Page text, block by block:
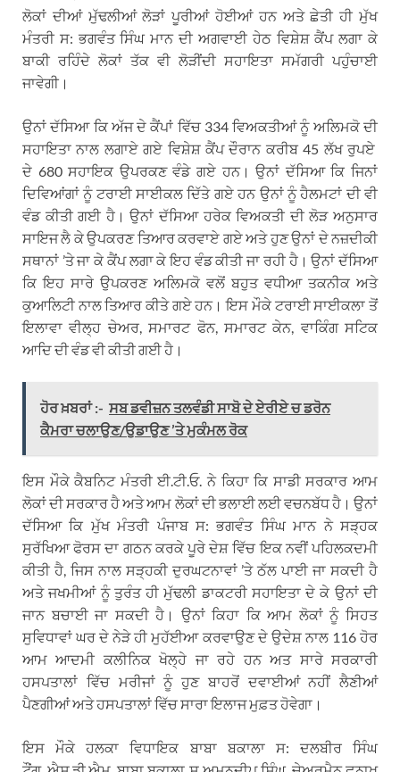
ਲੋਕਾਂ ਦੀਆਂ ਮੁੱਢਲੀਆਂ ਲੋੜਾਂ ਪੂਰੀਆਂ ਹੋਈਆਂ ਹਨ ਅਤੇ ਛੇਤੀ ਹੀ ਮੁੱਖ
ਮੰਤਰੀ ਸ: ਭਗਵੰਤ ਸਿੰਘ ਮਾਨ ਦੀ ਅਗਵਾਈ ਹੇਠ ਵਿਸ਼ੇਸ਼ ਕੈਂਪ ਲਗਾ ਕੇ
ਬਾਕੀ ਰਹਿੰਦੇ ਲੋਕਾਂ ਤੱਕ ਵੀ ਲੋੜੀਂਦੀ ਸਹਾਇਤਾ ਸਮੱਗਰੀ ਪਹੁੰਚਾਈ
ਜਾਵੇਗੀ।
ਉਨਾਂ ਦੱਸਿਆ ਕਿ ਅੱਜ ਦੇ ਕੈਂਪਾਂ ਵਿੱਚ 334 ਵਿਅਕਤੀਆਂ ਨੂੰ ਅਲਿਮਕੋ ਦੀ
ਸਹਾਇਤਾ ਨਾਲ ਲਗਾਏ ਗਏ ਵਿਸ਼ੇਸ਼ ਕੈਂਪ ਦੌਰਾਨ ਕਰੀਬ 45 ਲੱਖ ਰੁਪਏ
ਦੇ 680 ਸਹਾਇਕ ਉਪਰਕਣ ਵੰਡੇ ਗਏ ਹਨ। ਉਨਾਂ ਦੱਸਿਆ ਕਿ ਜਿਨਾਂ
ਦਿਵਿਆਂਗਾਂ ਨੂੰ ਟਰਾਈ ਸਾਈਕਲ ਦਿੱਤੇ ਗਏ ਹਨ ਉਨਾਂ ਨੂੰ ਹੈਲਮਟਾਂ ਦੀ ਵੀ
ਵੰਡ ਕੀਤੀ ਗਈ ਹੈ। ਉਨਾਂ ਦੱਸਿਆ ਹਰੇਕ ਵਿਅਕਤੀ ਦੀ ਲੋੜ ਅਨੁਸਾਰ
ਸਾਇਜ ਲੈ ਕੇ ਉਪਕਰਣ ਤਿਆਰ ਕਰਵਾਏ ਗਏ ਅਤੇ ਹੁਣ ਉਨਾਂ ਦੇ ਨਜ਼ਦੀਕੀ
ਸਥਾਨਾਂ ’ਤੇ ਜਾ ਕੇ ਕੈਂਪ ਲਗਾ ਕੇ ਇਹ ਵੰਡ ਕੀਤੀ ਜਾ ਰਹੀ ਹੈ। ਉਨਾਂ ਦੱਸਿਆ
ਕਿ ਇਹ ਸਾਰੇ ਉਪਕਰਣ ਅਲਿਮਕੋ ਵਲੋਂ ਬਹੁਤ ਵਧੀਆ ਤਕਨੀਕ ਅਤੇ
ਕੁਆਲਿਟੀ ਨਾਲ ਤਿਆਰ ਕੀਤੇ ਗਏ ਹਨ। ਇਸ ਮੌਕੇ ਟਰਾਈ ਸਾਈਕਲਾ ਤੋਂ
ਇਲਾਵਾ ਵੀਲ੍ਹ ਚੇਅਰ, ਸਮਾਰਟ ਫੋਨ, ਸਮਾਰਟ ਕੇਨ, ਵਾਕਿੰਗ ਸਟਿਕ
ਆਦਿ ਦੀ ਵੰਡ ਵੀ ਕੀਤੀ ਗਈ ਹੈ।
ਹੋਰ ਖ਼ਬਰਾਂ :- ਸਬ ਡਵੀਜ਼ਨ ਤਲਵੰਡੀ ਸਾਬੋ ਦੇ ਏਰੀਏ ਚ ਡਰੋਨ
ਕੈਮਰਾ ਚਲਾਉਣ/ਉਡਾਉਣ ’ਤੇ ਮੁਕੰਮਲ ਰੋਕ
ਇਸ ਮੌਕੇ ਕੈਬਨਿਟ ਮੰਤਰੀ ਈ.ਟੀ.ਓ. ਨੇ ਕਿਹਾ ਕਿ ਸਾਡੀ ਸਰਕਾਰ ਆਮ
ਲੋਕਾਂ ਦੀ ਸਰਕਾਰ ਹੈ ਅਤੇ ਆਮ ਲੋਕਾਂ ਦੀ ਭਲਾਈ ਲਈ ਵਚਨਬੱਧ ਹੈ। ਉਨਾਂ
ਦੱਸਿਆ ਕਿ ਮੁੱਖ ਮੰਤਰੀ ਪੰਜਾਬ ਸ: ਭਗਵੰਤ ਸਿੰਘ ਮਾਨ ਨੇ ਸੜ੍ਹਕ
ਸੁਰੱਖਿਆ ਫੋਰਸ ਦਾ ਗਠਨ ਕਰਕੇ ਪੂਰੇ ਦੇਸ਼ ਵਿੱਚ ਇਕ ਨਵੀਂ ਪਹਿਲਕਦਮੀ
ਕੀਤੀ ਹੈ, ਜਿਸ ਨਾਲ ਸੜ੍ਹਕੀ ਦੁਰਘਟਨਾਵਾਂ ’ਤੇ ਠੱਲ ਪਾਈ ਜਾ ਸਕਦੀ ਹੈ
ਅਤੇ ਜਖਮੀਆਂ ਨੂੰ ਤੁਰੰਤ ਹੀ ਮੁੱਢਲੀ ਡਾਕਟਰੀ ਸਹਾਇਤਾ ਦੇ ਕੇ ਉਨਾਂ ਦੀ
ਜਾਨ ਬਚਾਈ ਜਾ ਸਕਦੀ ਹੈ। ਉਨਾਂ ਕਿਹਾ ਕਿ ਆਮ ਲੋਕਾਂ ਨੂੰ ਸਿਹਤ
ਸੁਵਿਧਾਵਾਂ ਘਰ ਦੇ ਨੇੜੇ ਹੀ ਮੁਹੱਈਆ ਕਰਵਾਉਣ ਦੇ ਉਦੇਸ਼ ਨਾਲ 116 ਹੋਰ
ਆਮ ਆਦਮੀ ਕਲੀਨਿਕ ਖੋਲ੍ਹੇ ਜਾ ਰਹੇ ਹਨ ਅਤ ਸਾਰੇ ਸਰਕਾਰੀ
ਹਸਪਤਾਲਾਂ ਵਿੱਚ ਮਰੀਜਾਂ ਨੂੰ ਹੁਣ ਬਾਹਰੋਂ ਦਵਾਈਆਂ ਨਹੀਂ ਲੈਣੀਆਂ
ਪੈਣਗੀਆਂ ਅਤੇ ਹਸਪਤਾਲਾਂ ਵਿੱਚ ਸਾਰਾ ਇਲਾਜ ਮੁਫ਼ਤ ਹੋਵੇਗਾ।
ਇਸ ਮੌਕੇ ਹਲਕਾ ਵਿਧਾਇਕ ਬਾਬਾ ਬਕਾਲਾ ਸ: ਦਲਬੀਰ ਸਿੰਘ